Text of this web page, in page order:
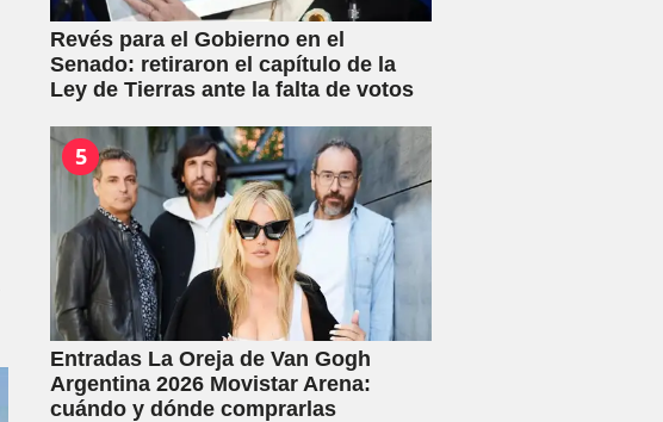
Revés para el Gobierno en el
Senado: retiraron el capítulo de la
Ley de Tierras ante la falta de votos
5
Entradas La Oreja de Van Gogh
Argentina 2026 Movistar Arena:
cuándo y dónde comprarlas